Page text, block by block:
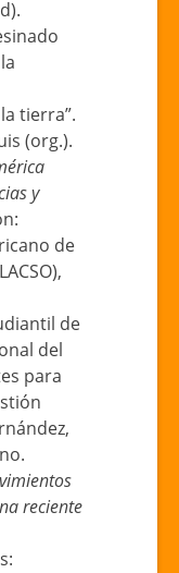
tierra”.
(org.).
y
de
de
del
para
reciente